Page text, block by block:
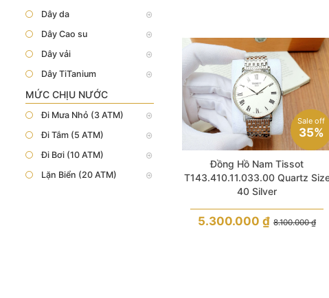
Dây da
Dây Cao su
Dây vải
Dây TiTanium
MỨC CHỊU NƯỚC
Đi Mưa Nhỏ (3 ATM)
Đi Tắm (5 ATM)
Đi Bơi (10 ATM)
Lặn Biển (20 ATM)
Sale off
35%
Đồng Hồ Nam Tissot
T143.410.11.033.00 Quartz
40 Silver
8.100.000₫
5.300.000₫